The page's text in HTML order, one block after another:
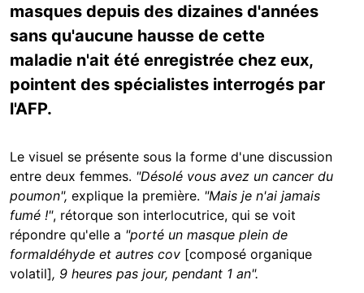
masques depuis des dizaines d'années
sans qu'aucune hausse de cette
maladie n'ait été enregistrée chez eux,
pointent des spécialistes interrogés par
l'AFP.
Le visuel se présente sous la forme d'une discussion
entre deux femmes. "Désolé vous avez un cancer du
poumon", explique la première. "Mais je n'ai jamais
fumé !", rétorque son interlocutrice, qui se voit
répondre qu'elle a "porté un masque plein de
formaldéhyde et autres cov [composé organique
volatil], 9 heures pas jour, pendant 1 an".